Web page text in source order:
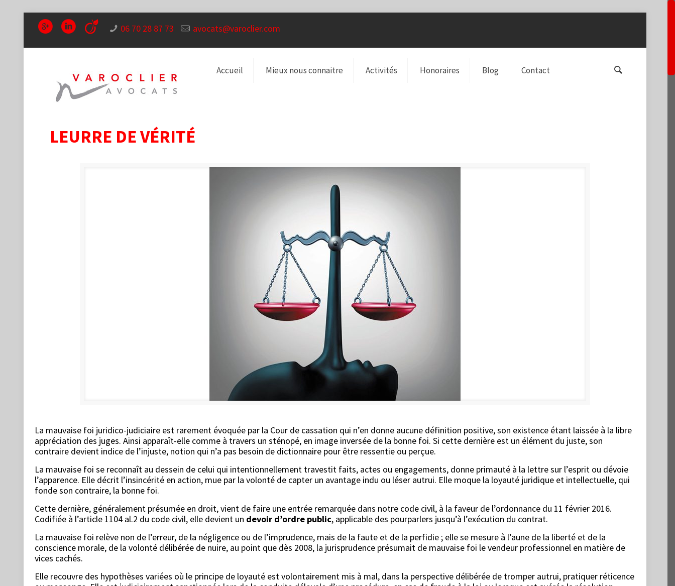
06 70 28 87 73 avocats@varoclier.com
Accueil Mieux nous connaitre Activités Honoraires Blog Contact
LEURRE DE VÉRITÉ
La mauvaise foi juridico-judiciaire est rarement évoquée par la Cour de cassation qui n’en donne aucune définition positive, son existence étant laissée à la libre
appréciation des juges. Ainsi apparaît-elle comme à travers un sténopé, en image inversée de la bonne foi. Si cette dernière est un élément du juste, son
contraire devient indice de l’injuste, notion qui n’a pas besoin de dictionnaire pour être ressentie ou perçue.
La mauvaise foi se reconnaît au dessein de celui qui intentionnellement travestit faits, actes ou engagements, donne primauté à la lettre sur l’esprit ou dévoie
l’apparence. Elle décrit l’insincérité en action, mue par la volonté de capter un avantage indu ou léser autrui. Elle moque la loyauté juridique et intellectuelle, qui
fonde son contraire, la bonne foi.
Cette dernière, généralement présumée en droit, vient de faire une entrée remarquée dans notre code civil, à la faveur de l’ordonnance du 11 février 2016.
Codifiée à l’article 1104 al.2 du code civil, elle devient un devoir d’ordre public, applicable des pourparlers jusqu’à l’exécution du contrat.
La mauvaise foi relève non de l’erreur, de la négligence ou de l’imprudence, mais de la faute et de la perfidie ; elle se mesure à l’aune de la liberté et de la
conscience morale, de la volonté délibérée de nuire, au point que dès 2008, la jurisprudence présumait de mauvaise foi le vendeur professionnel en matière de
vices cachés.
Elle recouvre des hypothèses variées où le principe de loyauté est volontairement mis à mal, dans la perspective délibérée de tromper autrui, pratiquer réticence